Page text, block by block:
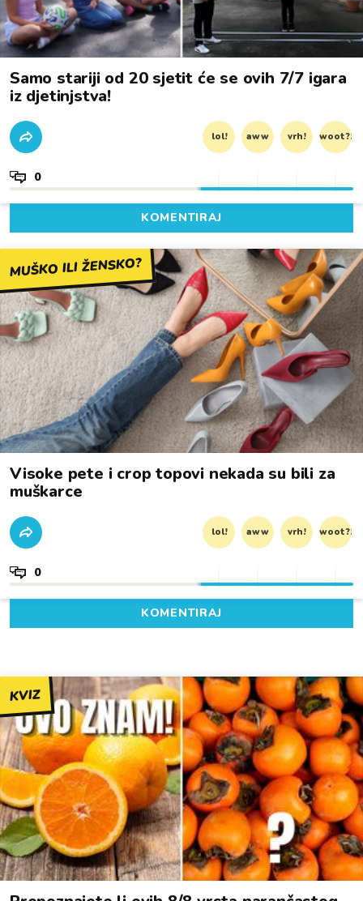
Samo stariji od 20 sjetit će se ovih 7/7 igara
iz djetinjstva!
lol! aww vrh! woot?!
0
KOMENTIRAJ
MUŠKO ILI ŽENSKO?
Visoke pete i crop topovi nekada su bili za
muškarce
lol! aww vrh! woot?!
0
KOMENTIRAJ
KVIZ